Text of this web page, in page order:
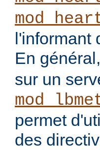
l'informant
En général,
sur un
permet
des